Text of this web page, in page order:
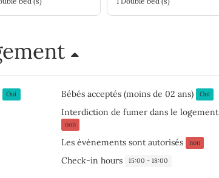
Oui Bébés acceptés (moins de 02 ans) Oui
Interdiction de fumer dans le logement
non
Les événements sont autorisés non
Check-in hours 15:00 - 18:00